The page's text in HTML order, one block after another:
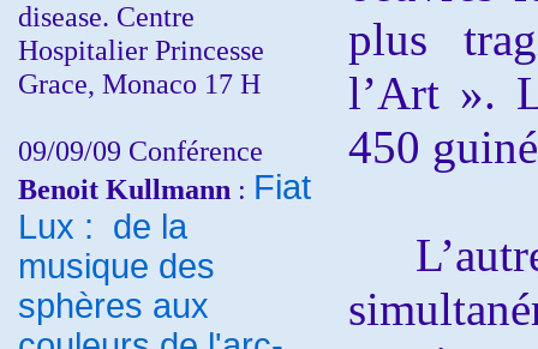
disease. Centre
Hospitalier Princesse
Grace, Monaco 17 H
09/09/09 Conférence
Benoit Kullmann : Fiat
Lux : de la
musique des
sphères aux
plus
l’Art ».
450